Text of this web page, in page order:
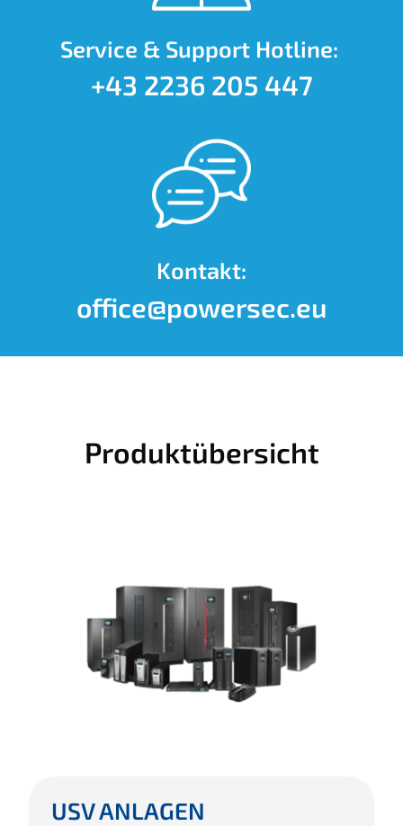
Service & Support Hotline:
+43 2236 205 447
Kontakt:
office@powersec.eu
Produktübersicht
USV ANLAGEN